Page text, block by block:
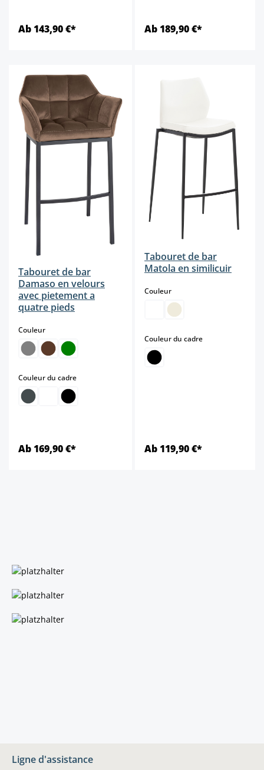
Ab 143,90 €* Ab 189,90 €*
Tabouret de bar
Damaso en velours
avec pietement a
quatre pieds
Couleurselect
Couleur du cadreselect
Ab 169,90 €*
Tabouret de bar
Matola en similicuir
Couleurselect
Couleur du cadreselect
Ab 119,90 €*
Ligne d'assistance